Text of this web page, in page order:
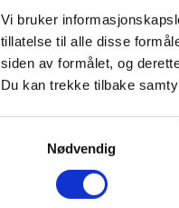
Vi bruker
tillatelse til alle disse
siden av formålet, og
Du kan trekke tilbake
Nødvendig
noen
-
en å